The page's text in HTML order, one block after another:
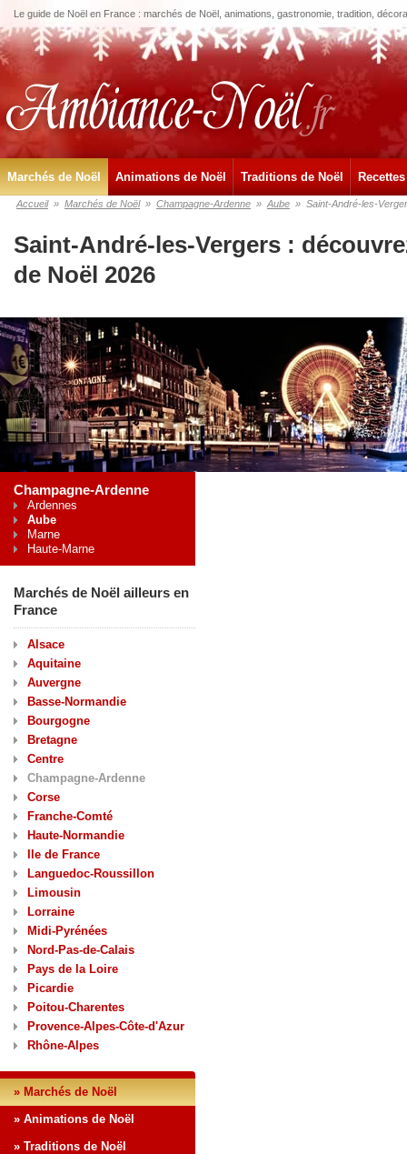
Le guide de Noël en France : marchés de Noël, animations, gastronomie, tradition,
Marchés de Noël Animations de Noël Traditions de Noël
Accueil » Marchés de Noël » Champagne-Ardenne » Aube » Saint-André-les-
Saint-André-les-Vergers :
de Noël 2026
Champagne-Ardenne
Ardennes
Aube
Marne
Haute-Marne
Marchés de Noël ailleurs en
France
Alsace
Aquitaine
Auvergne
Basse-Normandie
Bourgogne
Bretagne
Centre
Champagne-Ardenne
Corse
Franche-Comté
Haute-Normandie
Ile de France
Languedoc-Roussillon
Limousin
Lorraine
Midi-Pyrénées
Nord-Pas-de-Calais
Pays de la Loire
Picardie
Poitou-Charentes
Provence-Alpes-Côte-d'Azur
Rhône-Alpes
» Marchés de Noël
» Animations de Noël
» Traditions de Noël